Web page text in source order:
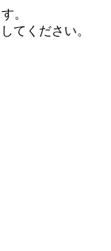
。
てください。